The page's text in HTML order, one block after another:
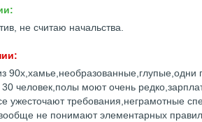
не считаю начальства.
человек,полы моют очень
ужесточают требования,неграмотные
не понимают элементарных